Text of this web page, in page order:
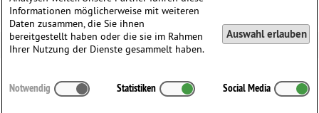
Momente, op. 3, für Flöte, Bratsche und Klavier
Informationen möglicherweise mit weiteren
Daten zusammen, die Sie ihnen
bereitgestellt haben oder die sie im Rahmen
Ihrer Nutzung der Dienste gesammelt haben.
Auswahl erlauben
Notwendig Statistiken Social Media